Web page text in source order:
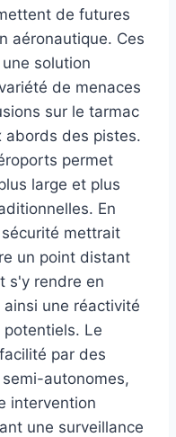
de futures
aéronautique. Ces
solution
de menaces
sur le tarmac
abords des pistes.
permet
large et plus
En
mettrait
un point distant
s'y rendre en
une réactivité
Le
par des
autonomes,
intervention
une surveillance